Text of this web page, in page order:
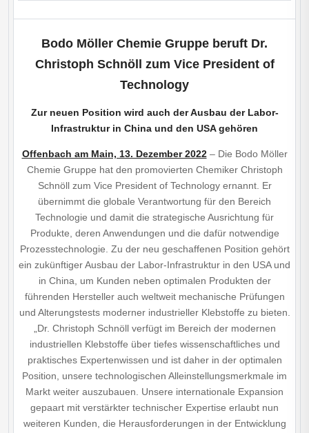
Bodo Möller Chemie Gruppe beruft Dr.
Christoph Schnöll zum Vice President of
Technology
Zur neuen Position wird auch der Ausbau der Labor-
Infrastruktur in China und den USA gehören
Offenbach am Main, 13. Dezember 2022– Die Bodo Möller
Chemie Gruppe hat den promovierten Chemiker Christoph
Schnöll zum Vice President of Technology ernannt. Er
übernimmt die globale Verantwortung für den Bereich
Technologie und damit die strategische Ausrichtung für
Produkte, deren Anwendungen und die dafür notwendige
Prozesstechnologie. Zu der neu geschaffenen Position gehört
ein zukünftiger Ausbau der Labor-Infrastruktur in den USA und
in China, um Kunden neben optimalen Produkten der
führenden Hersteller auch weltweit mechanische Prüfungen
und Alterungstests moderner industrieller Klebstoffe zu bieten.
„Dr. Christoph Schnöll verfügt im Bereich der modernen
industriellen Klebstoffe über tiefes wissenschaftliches und
praktisches Expertenwissen und ist daher in der optimalen
Position, unsere technologischen Alleinstellungsmerkmale im
Markt weiter auszubauen. Unsere internationale Expansion
gepaart mit verstärkter technischer Expertise erlaubt nun
weiteren Kunden, die Herausforderungen in der Entwicklung